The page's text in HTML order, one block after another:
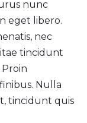
nunc
eget libero.
nec
tincidunt
Nulla
tincidunt quis